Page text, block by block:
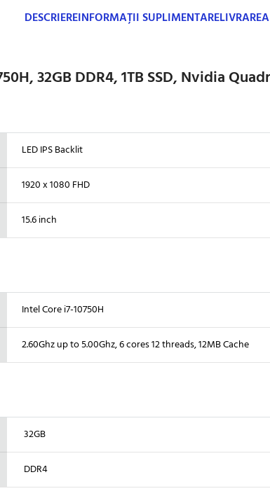
DESCRIEREINFORMAȚII SUPLIMENTARE
32GB DDR4, 1TB SSD, Nvidia
LED IPS Backlit
1920 x 1080 FHD
15.6 inch
Intel Core i7-10750H
2.60Ghz up to 5.00Ghz, 6 cores 12 threads, 12MB Cache
32GB
DDR4